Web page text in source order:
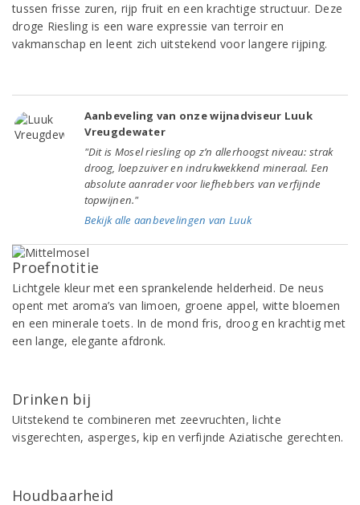
tussen frisse zuren, rijp fruit en een krachtige structuur. Deze
droge Riesling is een ware expressie van terroir en
vakmanschap en leent zich uitstekend voor langere rijping.
Aanbeveling van onze wijnadviseur Luuk
Vreugdewater
"Dit is Mosel riesling op z’n allerhoogst niveau: strak
droog, loepzuiver en indrukwekkend mineraal. Een
absolute aanrader voor liefhebbers van verfijnde
topwijnen."
Bekijk alle aanbevelingen van Luuk
Proefnotitie
Lichtgele kleur met een sprankelende helderheid. De neus
opent met aroma’s van limoen, groene appel, witte bloemen
en een minerale toets. In de mond fris, droog en krachtig met
een lange, elegante afdronk.
Drinken bij
Uitstekend te combineren met zeevruchten, lichte
visgerechten, asperges, kip en verfijnde Aziatische gerechten.
Houdbaarheid